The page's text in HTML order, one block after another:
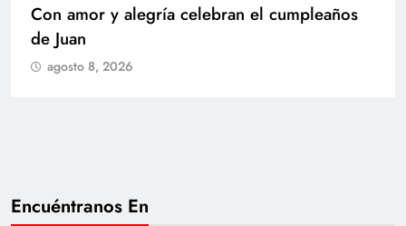
Con amor y alegría celebran el cumpleaños
de Juan
agosto 8, 2026
Encuéntranos En